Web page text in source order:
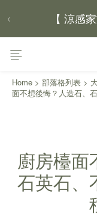
【 涼感
父親節
‹
Home > 部落格列表 >
面不想後悔？人造石、
廚房檯面
石英石、